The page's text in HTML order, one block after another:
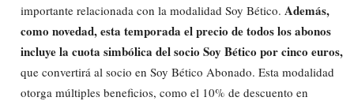
importante relacionada con la modalidad Soy Bético. Además,
como novedad, esta temporada el precio de todos los abonos
incluye la cuota simbólica del socio Soy Bético por cinco euros,
que convertirá al socio en Soy Bético Abonado. Esta modalidad
otorga múltiples beneficios, como el 10% de descuento en